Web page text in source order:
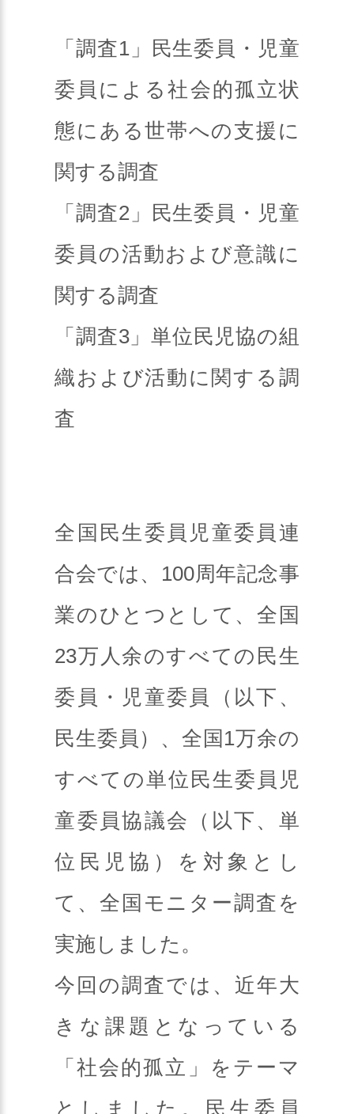
「調査1」民生委員・児童
委員による社会的孤立状
態にある世帯への支援に
関する調査
「調査2」民生委員・児童
委員の活動および意識に
関する調査
「調査3」単位民児協の組
織および活動に関する調
査
全国民生委員児童委員連
合会では、100周年記念事
業のひとつとして、全国
23万人余のすべての民生
委員・児童委員（以下、
民生委員）、全国1万余の
すべての単位民生委員児
童委員協議会（以下、単
位民児協）を対象とし
て、全国モニター調査を
実施しました。
今回の調査では、近年大
きな課題となっている
「社会的孤立」をテーマ
としました。民生委員